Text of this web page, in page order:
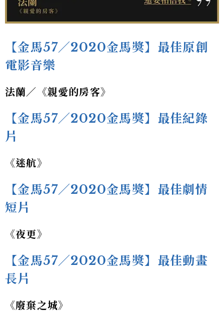
【金馬57／2020金馬獎】最佳原創
電影音樂
法蘭／《親愛的房客》
【金馬57／2020金馬獎】最佳紀錄
片
《迷航》
【金馬57／2020金馬獎】最佳劇情
短片
《夜更》
【金馬57／2020金馬獎】最佳動畫
長片
《廢棄之城》